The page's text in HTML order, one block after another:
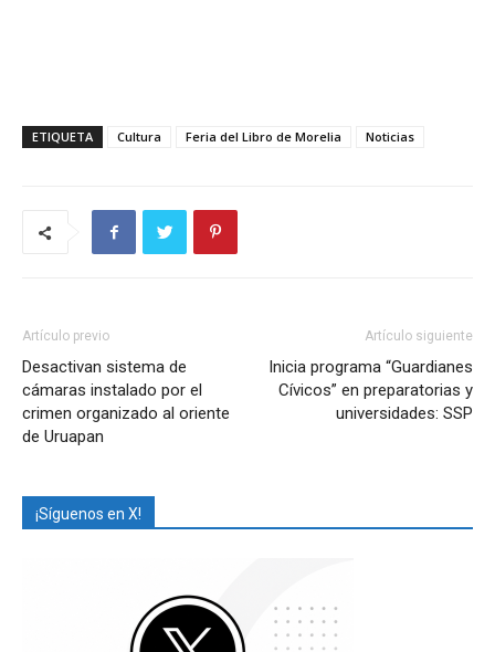
ETIQUETA Cultura Feria del Libro de Morelia Noticias
Artículo previo
Desactivan sistema de
cámaras instalado por el
crimen organizado al oriente
de Uruapan
Artículo siguiente
Inicia programa “Guardianes
Cívicos” en preparatorias y
universidades: SSP
¡Síguenos en X!